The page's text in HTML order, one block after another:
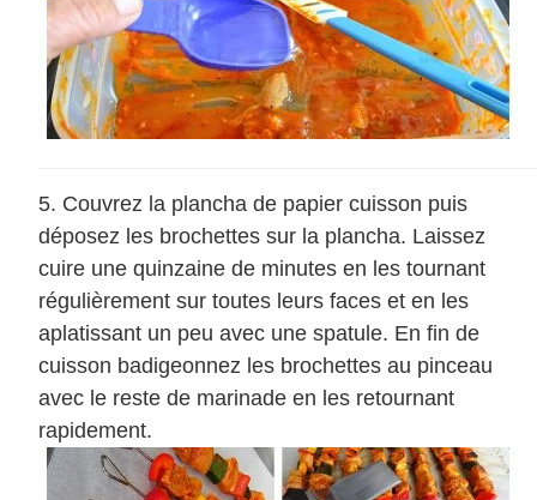
Couvrez la plancha de papier cuisson puis
déposez les brochettes sur la plancha. Laissez
cuire une quinzaine de minutes en les tournant
régulièrement sur toutes leurs faces et en les
aplatissant un peu avec une spatule. En fin de
cuisson badigeonnez les brochettes au pinceau
avec le reste de marinade en les retournant
rapidement.